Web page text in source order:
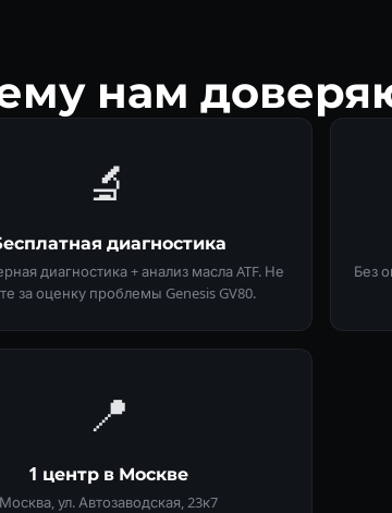
нам
🔬
диагностика
диагностика + анализ масла ATF. Не
за оценку проблемы Genesis GV80.
Без
📍
1 центр в Москве
Москва, ул. Автозаводская, 23к7